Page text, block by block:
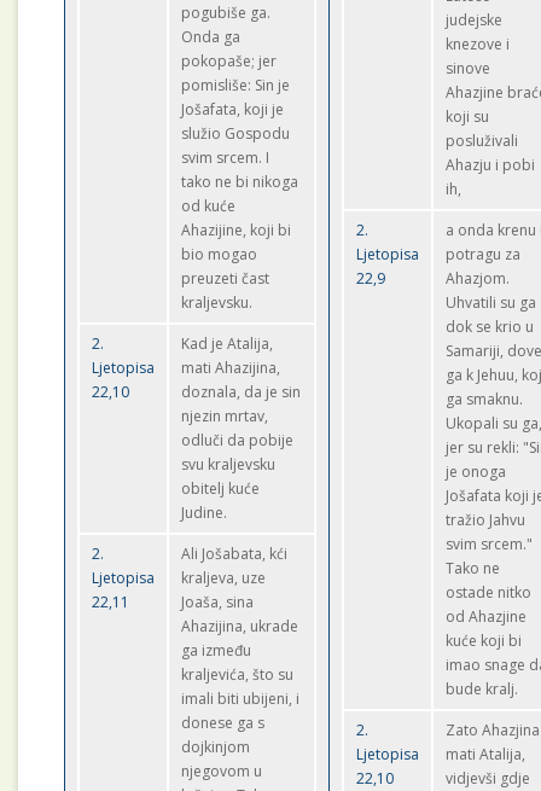
pogubiše ga.
Onda ga
pokopaše; jer
pomisliše: Sin je
Jošafata, koji je
služio Gospodu
svim srcem. I
tako ne bi nikoga
od kuće
Ahazijine, koji bi
bio mogao
preuzeti čast
kraljevsku.
2.
Ljetopisa
22,10
Kad je Atalija,
mati Ahazijina,
doznala, da je sin
njezin mrtav,
odluči da pobije
svu kraljevsku
obitelj kuće
Judine.
2.
Ljetopisa
22,11
Ali Jošabata, kći
kraljeva, uze
Joaša, sina
Ahazijina, ukrade
ga između
kraljevića, što su
imali biti ubijeni, i
donese ga s
dojkinjom
njegovom u
judejske
knezove i
sinove
Ahazjine
koji su
posluživali
Ahazju i pobi
ih,
2.
Ljetopisa
22,9
a onda krenu
potragu za
Ahazjom.
Uhvatili su ga
dok se krio u
Samariji,
ga k Jehuu,
ga smaknu.
Ukopali su
jer su rekli:
je onoga
Jošafata koji
tražio Jahvu
svim srcem."
Tako ne
ostade nitko
od Ahazjine
kuće koji bi
imao snage
bude kralj.
2.
Ljetopisa
22,10
Zato Ahazjina
mati Atalija,
vidjevši gdje